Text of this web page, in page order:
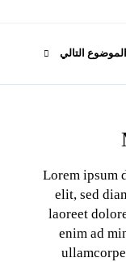
الموضوع التالي
Lorem ipsum
elit, sed
laoreet
enim ad